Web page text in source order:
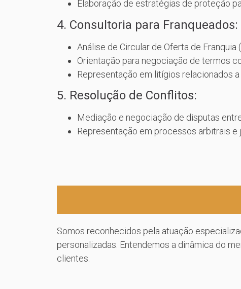
Elaboração de estratégias de proteção
4. Consultoria para Franqueados:
Análise de Circular de Oferta de
Orientação para negociação de termos
Representação em litígios relacionados
5. Resolução de Conflitos:
Mediação e negociação de disputas
Representação em processos arbitrais
Somos reconhecidos pela atuação
personalizadas. Entendemos a dinâmica do
clientes.